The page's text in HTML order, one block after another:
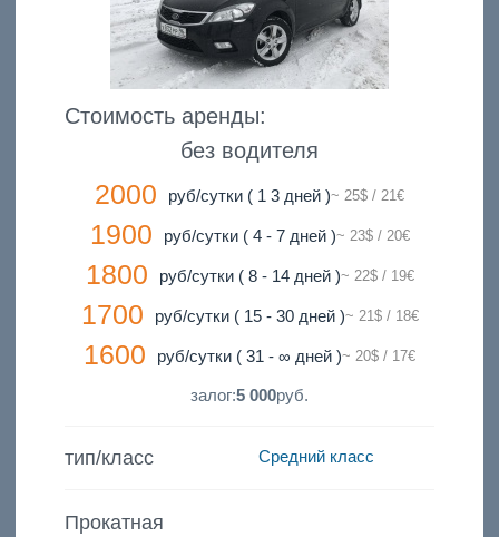
Стоимость аренды:
без водителя
2000 руб/сутки ( 1 3 дней )~ 25$ / 21€
1900 руб/сутки ( 4 - 7 дней )~ 23$ / 20€
1800 руб/сутки ( 8 - 14 дней )~ 22$ / 19€
1700 руб/сутки ( 15 - 30 дней )~ 21$ / 18€
1600 руб/сутки ( 31 - ∞ дней )~ 20$ / 17€
залог:5 000руб.
тип/класс Средний класс
Прокатная